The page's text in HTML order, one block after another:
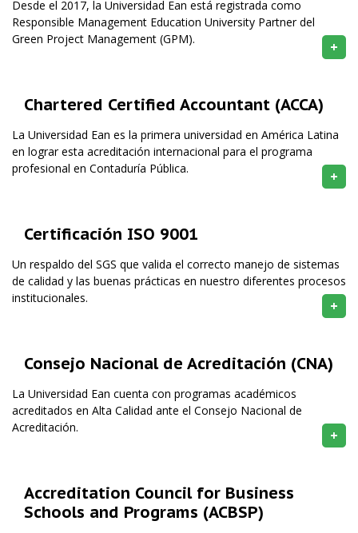
Desde el 2017, la Universidad Ean está registrada como
Responsible Management Education University Partner del
Green Project Management (GPM).
+
Chartered Certified Accountant (ACCA)
La Universidad Ean es la primera universidad en América Latina
en lograr esta acreditación internacional para el programa
profesional en Contaduría Pública.
+
Certificación ISO 9001
Un respaldo del SGS que valida el correcto manejo de sistemas
de calidad y las buenas prácticas en nuestro diferentes procesos
institucionales.
+
Consejo Nacional de Acreditación (CNA)
La Universidad Ean cuenta con programas académicos
acreditados en Alta Calidad ante el Consejo Nacional de
Acreditación.
+
Accreditation Council for Business
Schools and Programs (ACBSP)